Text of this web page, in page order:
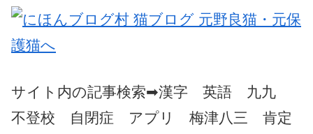
サイト内の記事検索➡漢字 英語 九九
不登校 自閉症 アプリ 梅津八三 肯定